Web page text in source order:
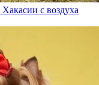
с воздуха